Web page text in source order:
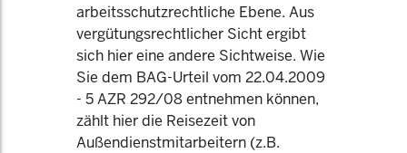
arbeitsschutzrechtliche Ebene. Aus
vergütungsrechtlicher Sicht ergibt
sich hier eine andere Sichtweise. Wie
Sie dem BAG-Urteil vom 22.04.2009
- 5 AZR 292/08 entnehmen können,
zählt hier die Reisezeit von
Außendienstmitarbeitern (z.B.